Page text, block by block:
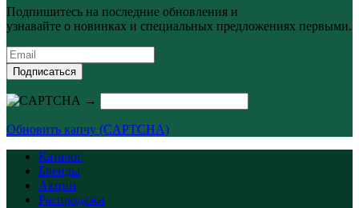
Подпишитесь на последние обновления и
узнавайте о новинках и специальных предложениях первыми.
Подписаться
→
Обновить капчу (CAPTCHA)
Каталог
Бренды
Акции
Распродажи